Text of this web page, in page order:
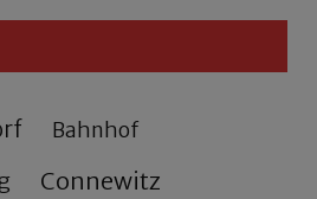
Bahnhof
Connewitz